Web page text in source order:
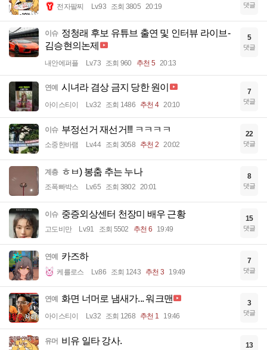
전자팔찌 Lv.93 조회 3805 20:19 댓글
이슈 정청래 후보 유튜브 출연 및 인터뷰 라이브-
김승현의논제
내안에퍼플 Lv.73 조회 960 추천 5 20:13
5
댓글
연예 시녀라 겸상 금지 당한 원이
아이스티이 Lv.32 조회 1486 추천 4 20:10
7
댓글
이슈 부정선거 재선거!!! ㅋㅋㅋㅋ
소중한바램 Lv.44 조회 3058 추천 2 20:02
22
댓글
계층 ㅎㅂ) 봉춤 추는 누나
조폭빠박스 Lv.65 조회 3802 20:01
8
댓글
이슈 중증외상센터 천장미 배우 근황
고도비만 Lv.91 조회 5502 추천 6 19:49
15
댓글
연예 카즈하
케를로스 Lv.86 조회 1243 추천 3 19:49
7
댓글
연예 화면 너머로 냄새가... 워크맨
아이스티이 Lv.32 조회 1268 추천 1 19:46
3
댓글
유머 비유 일타 강사. 13